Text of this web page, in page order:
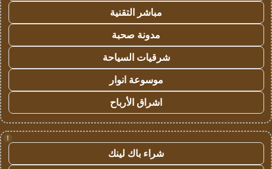
مباشر التقنية
مدونة صحبة
شرقيات السياحة
موسوعة انوار
اشراق الأرباح
!
شراء باك لينك